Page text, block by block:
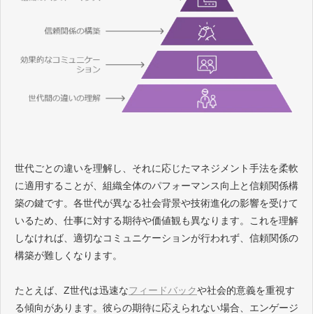
世代ごとの違いを理解し、それに応じたマネジメント手法を柔軟
に適用することが、組織全体のパフォーマンス向上と信頼関係構
築の鍵です。各世代が異なる社会背景や技術進化の影響を受けて
いるため、仕事に対する期待や価値観も異なります。これを理解
しなければ、適切なコミュニケーションが行われず、信頼関係の
構築が難しくなります。
たとえば、Z世代は迅速なフィードバックや社会的意義を重視す
る傾向があります。彼らの期待に応えられない場合、エンゲージ